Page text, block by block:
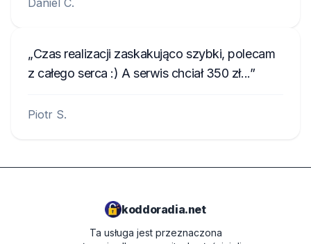
Daniel C.
Czas realizacji zaskakująco szybki, polecam
z całego serca :) A serwis chciał 350 zł...
Piotr S.
koddoradia.net
Ta usługa jest przeznaczona